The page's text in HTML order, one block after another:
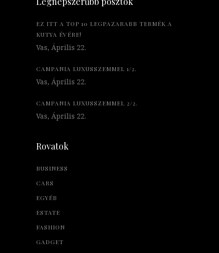
EZ ITT A TOP 10 LEGPAZARABB TERMÉK A
KUTYA ÉVÉRE!
Vas, Április 22.
CAMPANIA LUXUSSZEMMEL 1/2.
Vas, Április 22.
CAMPANIA LUXUSSZEMMEL 2/2.
Vas, Április 22.
Rovatok
BUSINESS
CARS
EGYÉB
ESTATE
FASHION
GADGET